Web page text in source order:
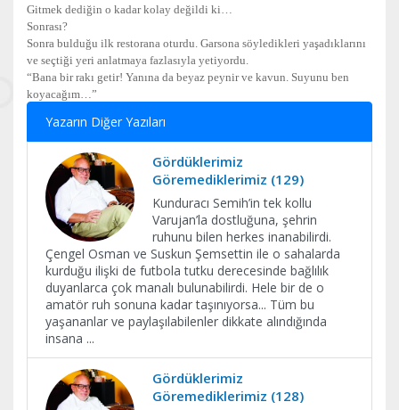
Gitmek dediğin o kadar kolay değildi ki…
Sonrası?
Sonra bulduğu ilk restorana oturdu. Garsona söyledikleri yaşadıklarını
ve seçtiği yeri anlatmaya fazlasıyla yetiyordu.
“Bana bir rakı getir! Yanına da beyaz peynir ve kavun. Suyunu ben
koyacağım…”
Yazarın Diğer Yazıları
Gördüklerimiz
Göremediklerimiz (129)
Kunduracı Semih’in tek kollu
Varujan’la dostluğuna, şehrin
ruhunu bilen herkes inanabilirdi.
Çengel Osman ve Suskun Şemsettin ile o sahalarda
kurduğu ilişki de futbola tutku derecesinde bağlılık
duyanlarca çok manalı bulunabilirdi. Hele bir de o
amatör ruh sonuna kadar taşınıyorsa... Tüm bu
yaşananlar ve paylaşılabilenler dikkate alındığında
insana ...
Gördüklerimiz
Göremediklerimiz (128)